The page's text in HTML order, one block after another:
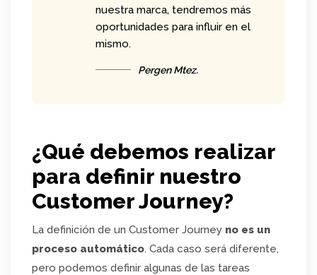
nuestra marca, tendremos más
oportunidades para influir en el
mismo.
Pergen Mtez.
¿Qué debemos realizar
para definir nuestro
Customer Journey?
La definición de un Customer Journey no es un
proceso automático. Cada caso será diferente,
pero podemos definir algunas de las tareas